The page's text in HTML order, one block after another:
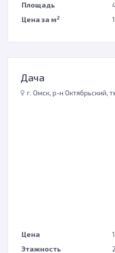
Площадь
Цена за м2
Дача
г. Омск, р-н Октябрьский,
Цена
Этажность
2